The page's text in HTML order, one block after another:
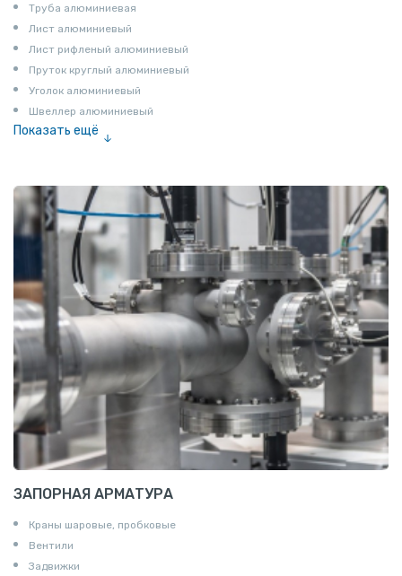
Труба алюминиевая
Лист алюминиевый
Лист рифленый алюминиевый
Пруток круглый алюминиевый
Уголок алюминиевый
Швеллер алюминиевый
Показать ещё
Шина электротехническая
Алюминиевая плита
Z профиль алюминиевый
Т профиль алюминиевый
Пруток квадратный алюминиевый
Полоса алюминиевая
Пруток шестигранный алюминиевый
ЗАПОРНАЯ АРМАТУРА
Краны шаровые, пробковые
Вентили
Задвижки